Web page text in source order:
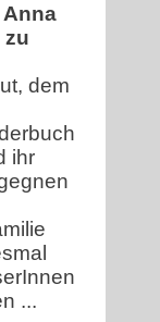
Anna
zu
dem
ihr
...